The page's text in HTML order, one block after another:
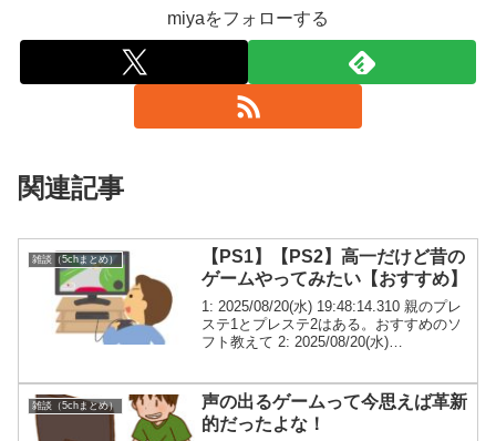
miyaをフォローする
関連記事
雑談（5chまとめ）
【PS1】【PS2】高一だけど昔の
ゲームやってみたい【おすすめ】
1: 2025/08/20(水) 19:48:14.310 親のプレ
ステ1とプレステ2はある。おすすめのソ
フト教えて 2: 2025/08/20(水)
雑談（5chまとめ）
声の出るゲームって今思えば革新
的だったよな！